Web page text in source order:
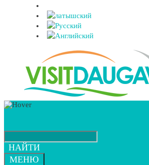
НАЙТИ
МЕНЮ